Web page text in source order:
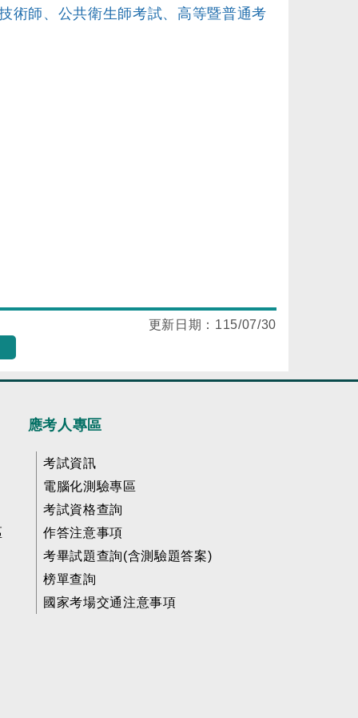
術師、公共衛生師考試、高等暨普通考
更新日期： 115/07/30
應考人專區
考試資訊
電腦化測驗專區
考試資格查詢
作答注意事項
考畢試題查詢(含測驗題答案)
榜單查詢
國家考場交通注意事項